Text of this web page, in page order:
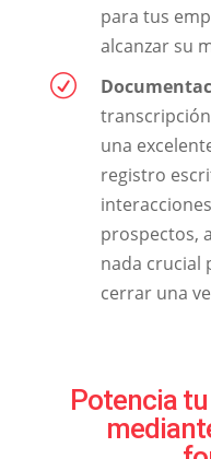
para tus
alcanzar su
R
una
registro
prospectos,
nada crucial
cerrar una
Potencia